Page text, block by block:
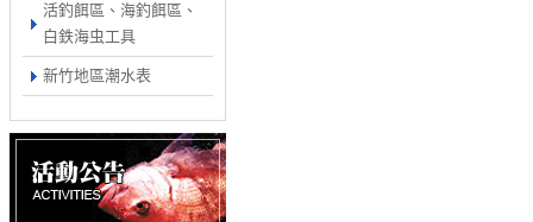
活釣餌區、海釣餌區、
白鉄海虫工具
新竹地區潮水表